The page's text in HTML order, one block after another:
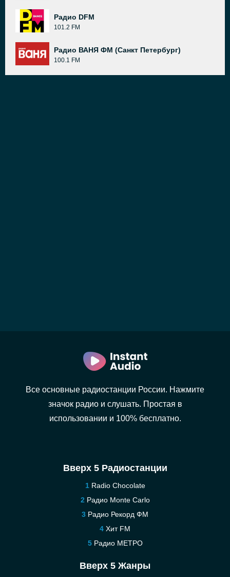
Радио DFM
101.2 FM
Радио ВАНЯ ФМ (Санкт Петербург)
100.1 FM
Все основные радиостанции России. Нажмите
значок радио и слушать. Простая в
использовании и 100% бесплатно.
Вверх 5 Радиостанции
Radio Chocolate
Радио Monte Carlo
Радио Рекорд ФМ
Хит FM
Радио МЕТРО
Вверх 5 Жанры